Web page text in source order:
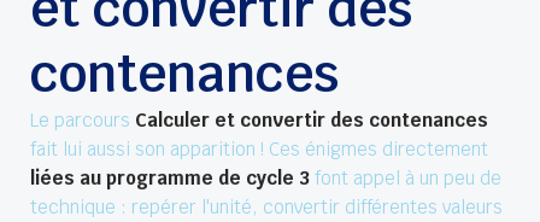
contenances
Le parcours Calculer et convertir des contenances
fait lui aussi son apparition ! Ces énigmes directement
liées au programme de cycle 3 font appel à un peu de
technique : repérer l'unité, convertir différentes valeurs